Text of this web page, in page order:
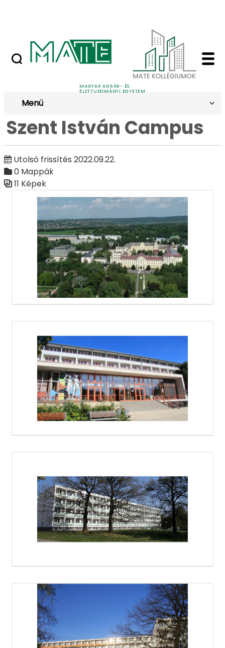
MAGYAR AGRÁR- ÉS
ÉLETTUDOMÁNYI EGYETEM
Nyilvános versenyeztetési felhívások
Szent István Campus
Galéria
Menü
Szent István Campus
Utolsó frissítés 2022.09.22.
0 Mappák
11 Képek
Médiatár